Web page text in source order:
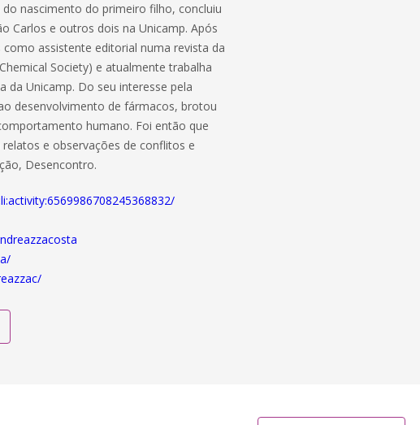
nascimento do primeiro filho, concluiu
Carlos e outros dois na Unicamp. Após
assistente editorial numa revista da
Society) e atualmente trabalha
Unicamp. Do seu interesse pela
desenvolvimento de fármacos, brotou
humano. Foi então que
e observações de conflitos e
Desencontro.